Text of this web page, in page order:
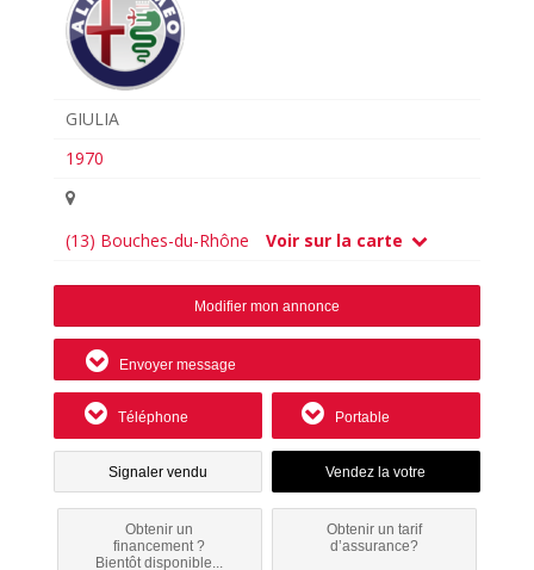
GIULIA
1970
(13) Bouches-du-Rhône Voir sur la carte
Modifier mon annonce
Envoyer message
Téléphone Portable
Signaler vendu
Obtenir un
financement ?
Bientôt disponible...
Obtenir un tarif
d’assurance?